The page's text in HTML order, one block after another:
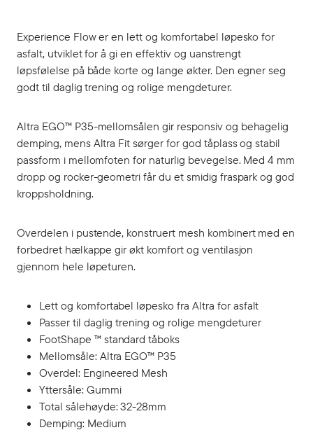
Experience Flow er en lett og komfortabel løpesko for
asfalt, utviklet for å gi en effektiv og uanstrengt
løpsfølelse på både korte og lange økter. Den egner seg
godt til daglig trening og rolige mengdeturer.
Altra EGO™ P35-mellomsålen gir responsiv og behagelig
demping, mens Altra Fit sørger for god tåplass og stabil
passform i mellomfoten for naturlig bevegelse. Med 4 mm
dropp og rocker-geometri får du et smidig fraspark og god
kroppsholdning.
Overdelen i pustende, konstruert mesh kombinert med en
forbedret hælkappe gir økt komfort og ventilasjon
gjennom hele løpeturen.
Lett og komfortabel løpesko fra Altra for asfalt
Passer til daglig trening og rolige mengdeturer
FootShape ™ standard tåboks
Mellomsåle: Altra EGO™ P35
Overdel: Engineered Mesh
Yttersåle: Gummi
Total sålehøyde: 32-28mm
Demping: Medium